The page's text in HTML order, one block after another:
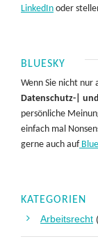
LinkedIn oder
BLUESKY
Wenn Sie nicht nur
Datenschutz-|
persönliche
einfach mal
gerne auch auf
KATEGORIEN
Arbeitsrecht